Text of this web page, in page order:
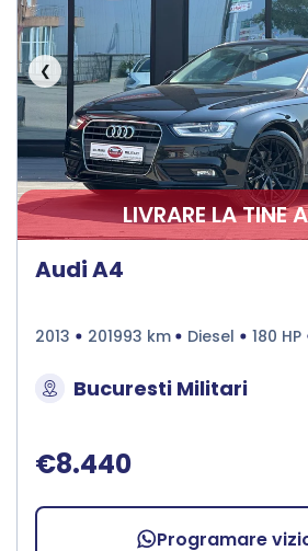
❮
LIVRARE LA TINE
Audi A4
2013 201993 km Diesel 180 HP
Bucuresti Militari
€8.440
Programare